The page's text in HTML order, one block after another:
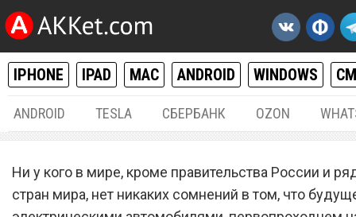
IPHONE IPAD MAC ANDROID WINDOWS
ANDROID TESLA СБЕРБАНК OZON
Магазин «Связной»
Ни у кого в мире, кроме правительства России и
стран мира, нет никаких сомнений в том, что